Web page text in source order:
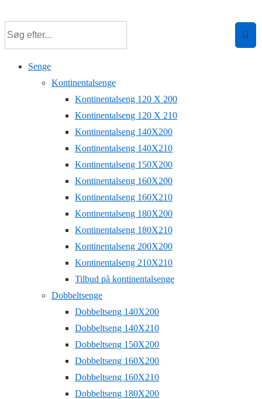
hovedindhold
Senge
Kontinentalsenge
Kontinentalseng 120 X 200
Kontinentalseng 120 X 210
Kontinentalseng 140X200
Kontinentalseng 140X210
Kontinentalseng 150X200
Kontinentalseng 160X200
Kontinentalseng 160X210
Kontinentalseng 180X200
Kontinentalseng 180X210
Kontinentalseng 200X200
Kontinentalseng 210X210
Tilbud på kontinentalsenge
Dobbeltsenge
Dobbeltseng 140X200
Dobbeltseng 140X210
Dobbeltseng 150X200
Dobbeltseng 160X200
Dobbeltseng 160X210
Dobbeltseng 180X200